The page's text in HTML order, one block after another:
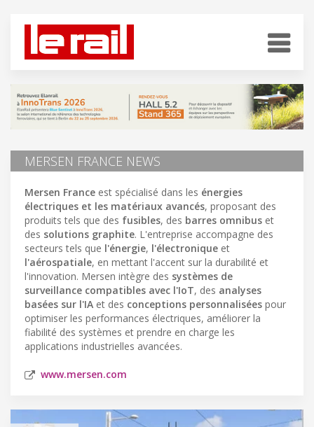
MERSEN FRANCE NEWS
Mersen France est spécialisé dans les énergies
électriques et les matériaux avancés, proposant des
produits tels que des fusibles, des barres omnibus et
des solutions graphite. L'entreprise accompagne des
secteurs tels que l'énergie, l'électronique et
l'aérospatiale, en mettant l'accent sur la durabilité et
l'innovation. Mersen intègre des systèmes de
surveillance compatibles avec l'IoT, des analyses
basées sur l'IA et des conceptions personnalisées pour
optimiser les performances électriques, améliorer la
fiabilité des systèmes et prendre en charge les
applications industrielles avancées.
www.mersen.com